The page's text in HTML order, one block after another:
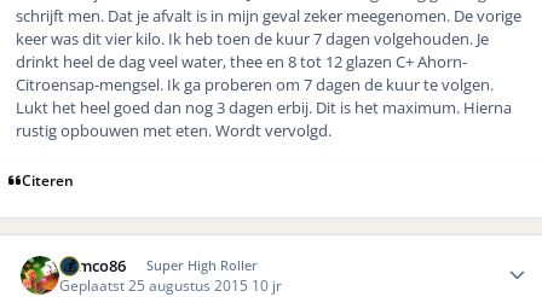
schrijft men. Dat je afvalt is in mijn geval zeker meegenomen. De vorige
keer was dit vier kilo. Ik heb toen de kuur 7 dagen volgehouden. Je
drinkt heel de dag veel water, thee en 8 tot 12 glazen C+ Ahorn-
Citroensap-mengsel. Ik ga proberen om 7 dagen de kuur te volgen.
Lukt het heel goed dan nog 3 dagen erbij. Dit is het maximum. Hierna
rustig opbouwen met eten. Wordt vervolgd.
Citeren
Remco86 Super High Roller
Geplaatst 25 augustus 2015 10 jr